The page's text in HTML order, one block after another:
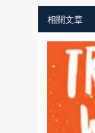
相關文章